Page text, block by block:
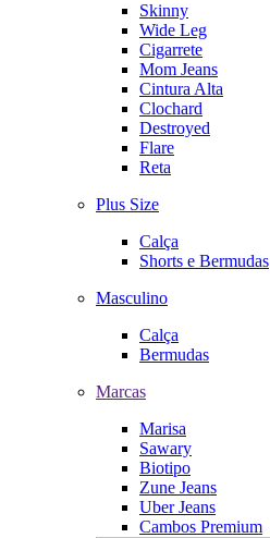
Skinny
Wide Leg
Cigarrete
Mom Jeans
Cintura Alta
Clochard
Destroyed
Flare
Reta
Plus Size
Calça
Shorts e Bermudas
Masculino
Calça
Bermudas
Marcas
Marisa
Sawary
Biotipo
Zune Jeans
Uber Jeans
Cambos Premium